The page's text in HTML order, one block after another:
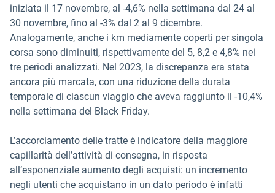
iniziata il 17 novembre, al -4,6% nella settimana dal 24 al
30 novembre, fino al -3% dal 2 al 9 dicembre.
Analogamente, anche i km mediamente coperti per singola
corsa sono diminuiti, rispettivamente del 5, 8,2 e 4,8% nei
tre periodi analizzati. Nel 2023, la discrepanza era stata
ancora più marcata, con una riduzione della durata
temporale di ciascun viaggio che aveva raggiunto il -10,4%
nella settimana del Black Friday.
L’accorciamento delle tratte è indicatore della maggiore
capillarità dell’attività di consegna, in risposta
all’esponenziale aumento degli acquisti: un incremento
negli utenti che acquistano in un dato periodo è infatti